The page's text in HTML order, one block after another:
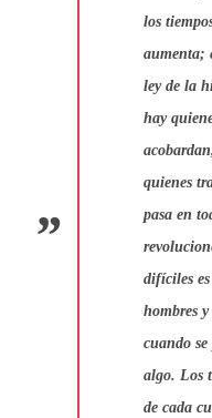
los
aumenta;
ley de la
hay
quienes
pasa en
difíciles
hombres
cuando
algo. Los
de cada